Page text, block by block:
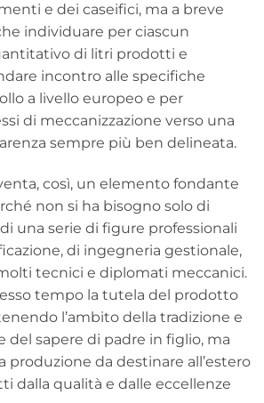
e dei caseifici, ma a breve
individuare per ciascun
di litri prodotti e
incontro alle specifiche
a livello europeo e per
di meccanizzazione verso una
sempre più ben delineata.
così, un elemento fondante
non si ha bisogno solo di
una serie di figure professionali
di ingegneria gestionale,
tecnici e diplomati meccanici.
tempo la tutela del prodotto
l’ambito della tradizione e
del sapere di padre in figlio, ma
produzione da destinare all’estero
dalla qualità e dalle eccellenze